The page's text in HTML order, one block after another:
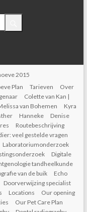
2015
Plan Tarieven
Over
Colette van Kan |
van Bohemen
Kyra
Hanneke
Denise
Routebeschrijving
veel gestelde vragen
Laboratoriumonderzoek
Digitale
tandheelkunde
van de buik
Echo
Doorverwijzing specialist
Locations
Our opening
Our Pet Care Plan